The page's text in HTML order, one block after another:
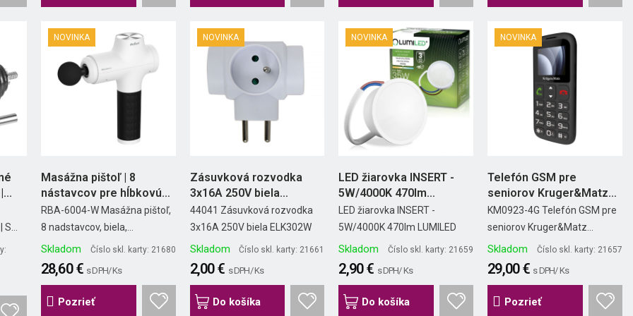
NOVINKA
Masážna pištoľ | 8
nástavcov pre hĺbkovú
masáž...
RBA-6004-W Masážna pištoľ,
8 nadstavcov, biela,...
Skladom Číslo skl. karty: 21680
28,60 € s DPH/ Ks
Pozrieť
NOVINKA
Zásuvková rozvodka
3x16A 250V biela
ELK302W
44041 Zásuvková rozvodka
3x16A 250V biela ELK302W
Skladom Číslo skl. karty: 21661
2,00 € s DPH/ Ks
Do košíka
NOVINKA
LED žiarovka INSERT -
5W/4000K 470lm
LUMILED
LED žiarovka INSERT -
5W/4000K 470lm LUMILED
Skladom Číslo skl. karty: 21659
2,90 € s DPH/ Ks
Do košíka
NOVINKA
Telefón GSM pre
seniorov Kruger&Matz
Simple 923 4G
KM0923-4G Telefón GSM pre
seniorov Kruger&Matz...
Skladom Číslo skl. karty: 21657
29,00 € s DPH/ Ks
Pozrieť